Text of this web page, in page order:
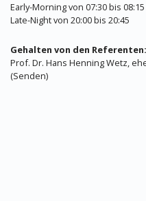
Early-Morning von 07:30 bis 08:15
Late-Night von 20:00 bis 20:45
Gehalten von den Referenten:
Prof. Dr. Hans Henning Wetz,
(Senden)